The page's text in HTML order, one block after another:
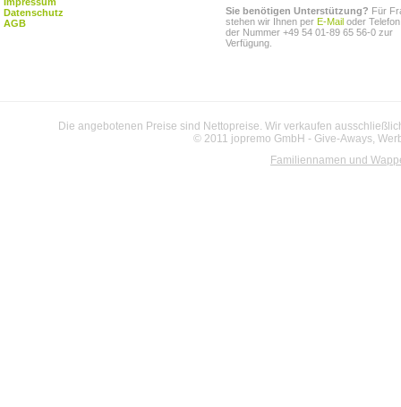
Datenschutz
AGB
Sie benötigen Unterstützung? Für
stehen wir Ihnen per E-Mail oder
der Nummer +49 54 01-89 65 56-0 zur
Verfügung.
Die angebotenen Preise sind Nettopreise. Wir verkaufen
© 2011 jopremo GmbH - Give-Aways,
Familiennamen und